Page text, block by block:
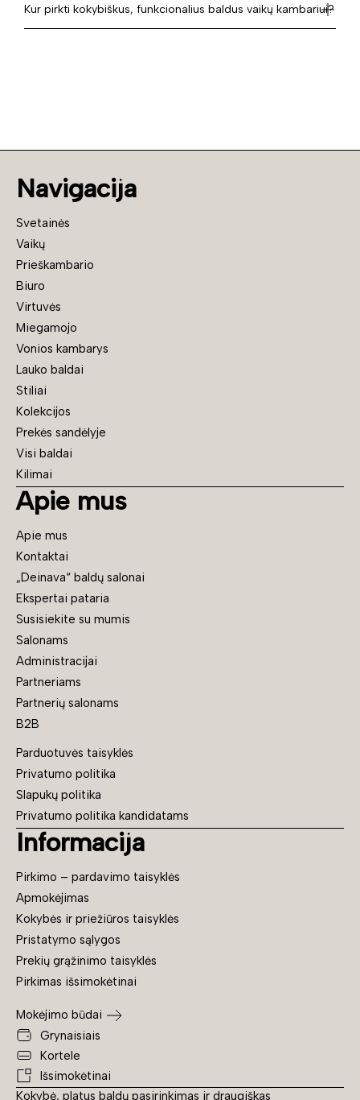
Kur pirkti kokybiškus, funkcionalius baldus vaikų kambariui?
Kokybė, platus baldų pasirinkimas ir draugiškas
Navigacija
Svetainės
Vaikų
Prieškambario
Biuro
Virtuvės
Miegamojo
Vonios kambarys
Lauko baldai
Stiliai
Kolekcijos
Prekės sandėlyje
Visi baldai
Kilimai
Apie mus
Apie mus
Kontaktai
„Deinava“ baldų salonai
Ekspertai pataria
Susisiekite su mumis
Salonams
Administracijai
Partneriams
Partnerių salonams
B2B
Parduotuvės taisyklės
Privatumo politika
Slapukų politika
Privatumo politika kandidatams
Informacija
Pirkimo – pardavimo taisyklės
Apmokėjimas
Kokybės ir priežiūros taisyklės
Pristatymo sąlygos
Prekių grąžinimo taisyklės
Pirkimas išsimokėtinai
Mokėjimo būdai
Grynaisiais
Kortele
Išsimokėtinai